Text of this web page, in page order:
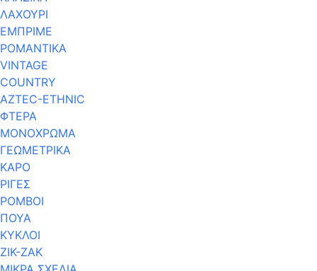
ΛΑΧΟΥΡΙ
ΕΜΠΡΙΜΕ
ΡΟΜΑΝΤΙΚΑ
VINTAGE
COUNTRY
AZTEC-ETHNIC
ΦΤΕΡΑ
ΜΟΝΟΧΡΩΜΑ
ΓΕΩΜΕΤΡΙΚΑ
ΚΑΡΟ
ΡΙΓΕΣ
ΡΟΜΒΟΙ
ΠΟΥΑ
ΚΥΚΛΟΙ
ΖΙΚ-ΖΑΚ